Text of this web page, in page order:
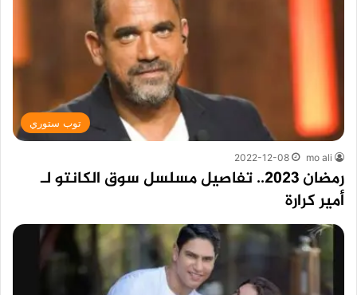
توب ستوري
mo ali
2022-12-08
رمضان 2023.. تفاصيل مسلسل سوق الكانتو لـ
أمير كرارة